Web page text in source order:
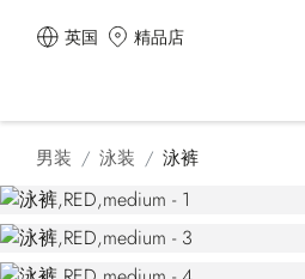
英国 精品店
男装 泳装 泳裤